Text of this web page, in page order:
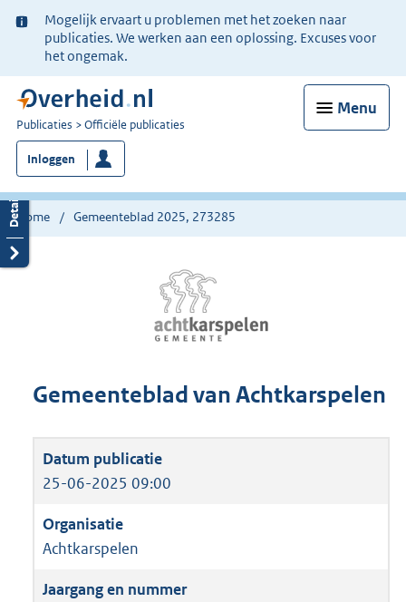
Ter
informatie:
Mogelijk ervaart u problemen met het zoeken naar
publicaties. We werken aan een oplossing. Excuses voor
het ongemak.
Menu
U
bent
nu
hier:
Publicaties Officiële publicaties
Inloggen
Home Gemeenteblad 2025, 273285
Gemeenteblad van Achtkarspelen
25-06-2025 09:00
Achtkarspelen